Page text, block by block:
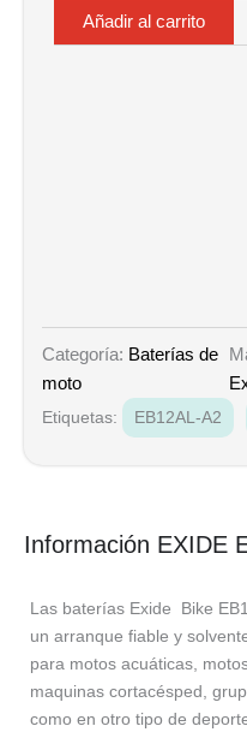
Añadir al carrito
Categoría: Baterías de
moto
Etiquetas: EB12AL-A2
Información EXIDE
Las baterías Exide Bike
un arranque fiable y
para motos acuáticas,
maquinas cortacésped,
como en otro tipo de